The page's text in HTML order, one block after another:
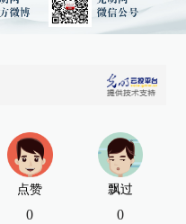
点赞
0
飘过
0